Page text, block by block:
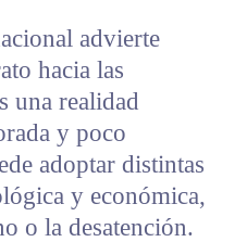
advierte
hacia las
una realidad
y poco
adoptar distintas
y económica,
o la desatención.